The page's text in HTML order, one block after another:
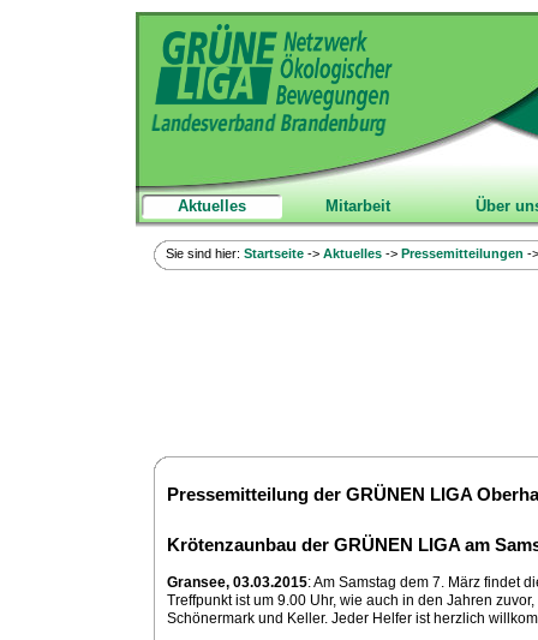
Aktuelles Mitarbeit Über
Sie sind hier: Startseite-> Aktuelles-> Pressemitteilungen -
Pressemitteilung der GRÜNEN LIGA
Krötenzaunbau der GRÜNEN LIGA am
Gransee, 03.03.2015: Am Samstag dem 7. März findet
Treffpunkt ist um 9.00 Uhr, wie auch in den Jahren
Schönermark und Keller. Jeder Helfer ist herzlich